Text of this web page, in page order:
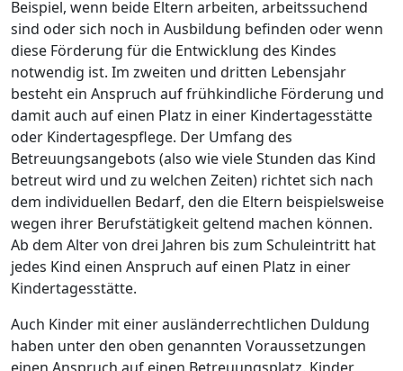
Beispiel, wenn beide Eltern arbeiten, arbeitssuchend
sind oder sich noch in Ausbildung befinden oder wenn
diese Förderung für die Entwicklung des Kindes
notwendig ist. Im zweiten und dritten Lebensjahr
besteht ein Anspruch auf frühkindliche Förderung und
damit auch auf einen Platz in einer Kindertagesstätte
oder Kindertagespflege. Der Umfang des
Betreuungsangebots (also wie viele Stunden das Kind
betreut wird und zu welchen Zeiten) richtet sich nach
dem individuellen Bedarf, den die Eltern beispielsweise
wegen ihrer Berufstätigkeit geltend machen können.
Ab dem Alter von drei Jahren bis zum Schuleintritt hat
jedes Kind einen Anspruch auf einen Platz in einer
Kindertagesstätte.
Auch Kinder mit einer ausländerrechtlichen Duldung
haben unter den oben genannten Voraussetzungen